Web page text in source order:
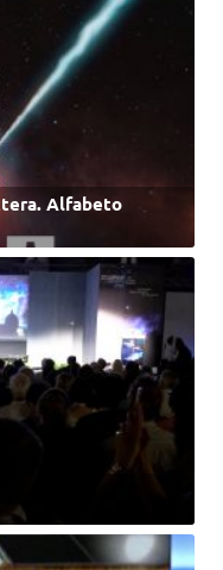
Alfabeto